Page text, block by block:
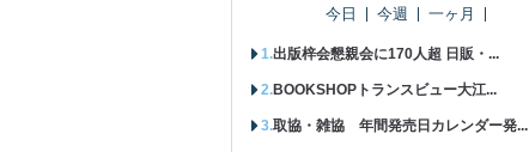
今日 今週 一ヶ月
出版梓会懇親会に170人超 日販・...
BOOKSHOPトランスビュー大江...
取協・雑協 年間発売日カレンダー発...